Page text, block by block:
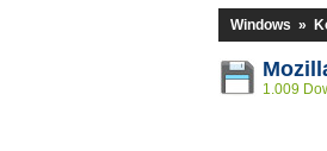
Windows »
1.009